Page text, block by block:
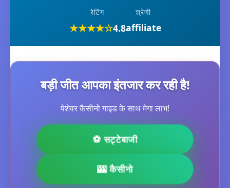
रेटिंग
★★★★☆4.8
श्रेणी
affiliate
बड़ी जीत आपका इंतजार कर रही है!
पेशेवर कैसीनो गाइड के साथ मेगा लाभ!
⚽ सट्टेबाजी
🎰 कैसीनो